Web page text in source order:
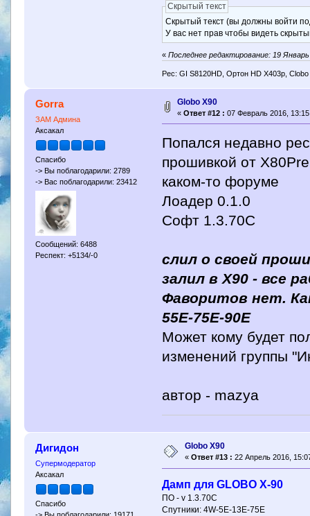
Скрытый текст
Скрытый текст (вы должны войти
У вас нет прав чтобы видеть
«Последнее редактирование: 19
Рес: GI S8120HD, Ортон HD X403p,
Gorra
ЗАМ Админа
Аксакал
Спасибо
-> Вы поблагодарили: 2789
-> Вас поблагодарили: 23412
Сообщений: 6488
Респект: +5134/-0
Globo X90
« Ответ #12 : 07 Февраль 2016,
Попался недавно
прошивкой от
каком-то форуме
Лоадер 0.1.0
Софт 1.3.70С
слил о своей
залил в Х90 - все
Фаворитов нет.
55E-75E-90E
Может кому будет
изменений группы
автор - mazya
Дигидон
Супермодератор
Аксакал
Спасибо
Globo X90
« Ответ #13 : 22 Апрель 2016,
Дамп для GLOBO X-90
ПО - v 1.3.70C
Спутники: 4W-5E-13E-75E